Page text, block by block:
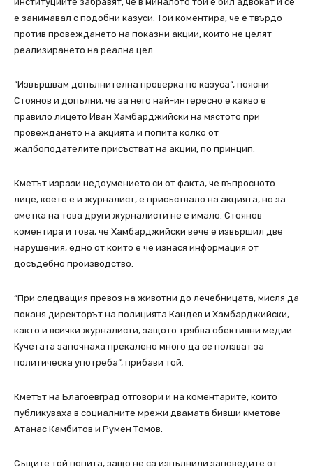
е занимавал с подобни казуси. Той коментира, че е твърдо
против провеждането на показни акции, които не целят
реализирането на реална цел.
“Извършвам допълнителна проверка по казуса“, поясни
Стоянов и допълни, че за него най-интересно е какво е
правило лицето Иван Хамбарджийски на мястото при
провеждането на акцията и попита колко от
жалбоподателите присъстват на акции, по принцип.
Кметът изрази недоумението си от факта, че въпросното
лице, което е и журналист, е присъствало на акцията, но за
сметка на това други журналисти не е имало. Стоянов
коментира и това, че Хамбарджийски вече е извършил две
нарушения, едно от които е че изнася информация от
досъдебно производство.
“При следващия превоз на животни до лечебницата, мисля да
поканя директорът на полицията Кандев и Хамбарджийски,
както и всички журналисти, защото трябва обективни медии.
Кучетата започнаха прекалено много да се ползват за
политическа употреба“, прибави той.
Кметът на Благоевград отговори и на коментарите, които
публикуваха в социалните мрежи двамата бивши кметове
Атанас Камбитов и Румен Томов.
Същите той попита, защо не са изпълнили заповедите от